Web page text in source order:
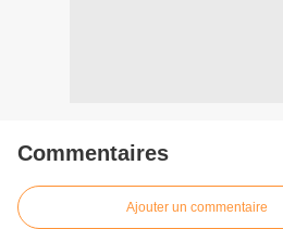
Commentaires
Ajouter un commentaire